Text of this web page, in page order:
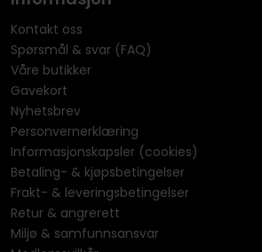
Kontakt oss
Spørsmål & svar (FAQ)
Våre butikker
Gavekort
Nyhetsbrev
Personvernerklæring
Informasjonskapsler (cookies)
Betaling- & kjøpsbetingelser
Frakt- & leveringsbetingelser
Retur & angrerett
Miljø & samfunnsansvar